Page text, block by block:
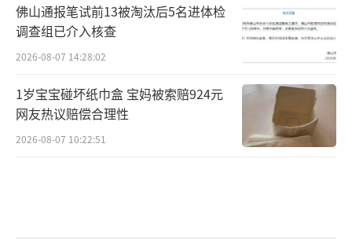
佛山通报笔试前13被淘汰后5名进体检
调查组已介入核查
2026-08-07 14:28:02
1岁宝宝碰坏纸巾盒 宝妈被索赔924元
网友热议赔偿合理性
2026-08-07 10:22:51